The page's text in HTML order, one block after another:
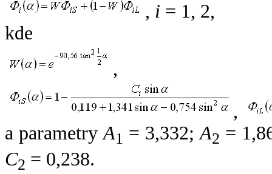
, i = 1, 2,
kde
,
,
a parametryA1 = 3,332;A2 =
C2 = 0,238.